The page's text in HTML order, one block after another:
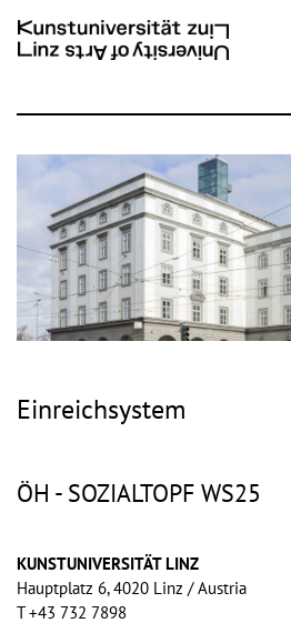
Einreichsystem
ÖH - SOZIALTOPF WS25
KUNSTUNIVERSITÄT LINZ
Hauptplatz 6, 4020 Linz / Austria
T +43 732 7898